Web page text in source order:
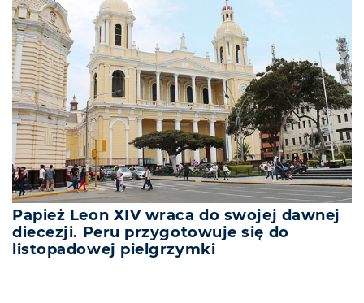
Papież Leon XIV wraca do swojej dawnej
diecezji. Peru przygotowuje się do
listopadowej pielgrzymki